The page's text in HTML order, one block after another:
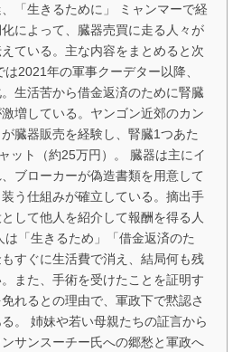
「生きるために」 ミャンマーで経
によって、臓器売買に走る人々が
ている。主な内容をまとめると次
2021年の軍事クーデター以降、
生活苦から借金返済のために腎臓
増している。ヤンゴン近郊のカン
臓器販売を経験し、腎臓1つあた
ット（約25万円）。 臓器は主にイ
ブローカーが偽造書類を用意して
装う仕組みが確立している。摘出手
して他人を紹介して報酬を得る人
は「生きるため」「借金返済のた
すぐに生活費で消え、結局何も残
また、手術を受けたことを証明す
れるとの理由で、軍政下で黙認さ
。 姉妹や若い母親たちの証言から
サンスーチー氏への郷愁と軍政へ